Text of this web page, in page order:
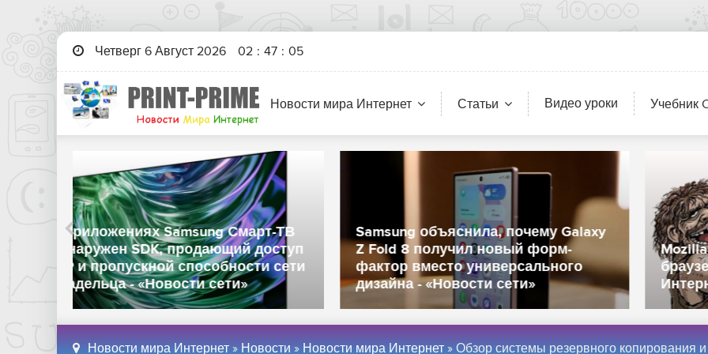
Четверг 6 Август 2026 02 : 47 : 06
Новости мира Интернет Статьи Видео уроки Учебник
Samsung объяснила, почему Galaxy
Z Fold 8 получил новый форм-
фактор вместо универсального
дизайна - «Новости сети»
Mozilla тестирует новый дизайн
браузера Firefox - «Новости мира
Интернет»
Новости мира Интернет » Новости » Новости мира Интернет » Обзор системы резервного копирования и восстановления данных «Кибер Бэкап Малый Бизнес» -